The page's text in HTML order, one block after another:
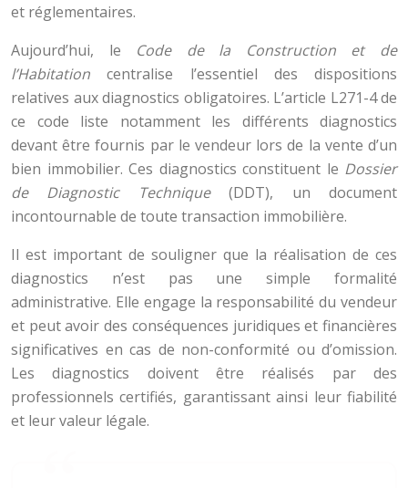
et réglementaires.
Aujourd’hui, le Code de la Construction et de
l’Habitationcentralise l’essentiel des dispositions
relatives aux diagnostics obligatoires. L’article L271-4 de
ce code liste notamment les différents diagnostics
devant être fournis par le vendeur lors de la vente d’un
bien immobilier. Ces diagnostics constituent le Dossier
de Diagnostic Technique(DDT), un document
incontournable de toute transaction immobilière.
Il est important de souligner que la réalisation de ces
diagnostics n’est pas une simple formalité
administrative. Elle engage la responsabilité du vendeur
et peut avoir des conséquences juridiques et financières
significatives en cas de non-conformité ou d’omission.
Les diagnostics doivent être réalisés par des
professionnels certifiés, garantissant ainsi leur fiabilité
et leur valeur légale.